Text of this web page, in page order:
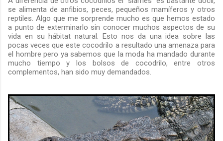
se alimenta de anfibios, peces, pequeños mamíferos y otros
reptiles. Algo que me sorprende mucho es que hemos estado
a punto de exterminarlo sin conocer muchos aspectos de su
vida en su hábitat natural. Esto nos da una idea sobre las
pocas veces que este cocodrilo a resultado una amenaza para
el hombre pero ya sabemos que la moda ha mandado durante
mucho tiempo y los bolsos de cocodrilo, entre otros
complementos, han sido muy demandados.